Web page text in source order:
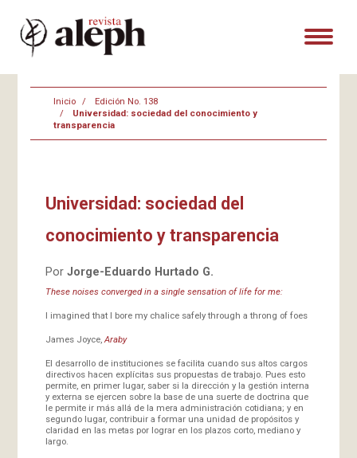
Inicio
Edición No. 138
Universidad: sociedad del conocimiento y
transparencia
Universidad: sociedad del
conocimiento y transparencia
Por Jorge-Eduardo Hurtado G.
These noises converged in a single sensation of life for me:
I imagined that I bore my chalice safely through a throng of foes
James Joyce, Araby
El desarrollo de instituciones se facilita cuando sus altos cargos
directivos hacen explícitas sus propuestas de trabajo. Pues esto
permite, en primer lugar, saber si la dirección y la gestión interna
y externa se ejercen sobre la base de una suerte de doctrina que
le permite ir más allá de la mera administración cotidiana; y en
segundo lugar, contribuir a formar una unidad de propósitos y
claridad en las metas por lograr en los plazos corto, mediano y
largo.